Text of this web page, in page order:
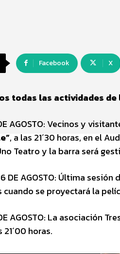
Facebook X
todas las actividades
AGOSTO: Vecinos y
, a las 21´30 horas, en el
Teatro y la barra será
6 DE AGOSTO: Última
cuando se proyectará la
AGOSTO: La asociación
horas.